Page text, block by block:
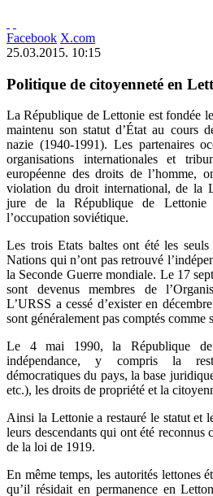
Facebook X.com
25.03.2015. 10:15
Politique de citoyenneté en
La République de Lettonie est fondée
maintenu son statut d’État au cours
nazie (1940-1991). Les partenaires
organisations internationales et
européenne des droits de l’homme,
violation du droit international, de la
jure de la République de Lettonie
l’occupation soviétique.
Les trois Etats baltes ont été les
Nations qui n’ont pas retrouvé
la Seconde Guerre mondiale. Le 17
sont devenus membres de
L’URSS a cessé d’exister en
sont généralement pas comptés comme
Le 4 mai 1990, la République
indépendance, y compris la
démocratiques du pays, la base
etc.), les droits de propriété et la
Ainsi la Lettonie a restauré le statut et
leurs descendants qui ont été reconnus
de la loi de 1919.
En même temps, les autorités lettones
qu’il résidait en permanence en